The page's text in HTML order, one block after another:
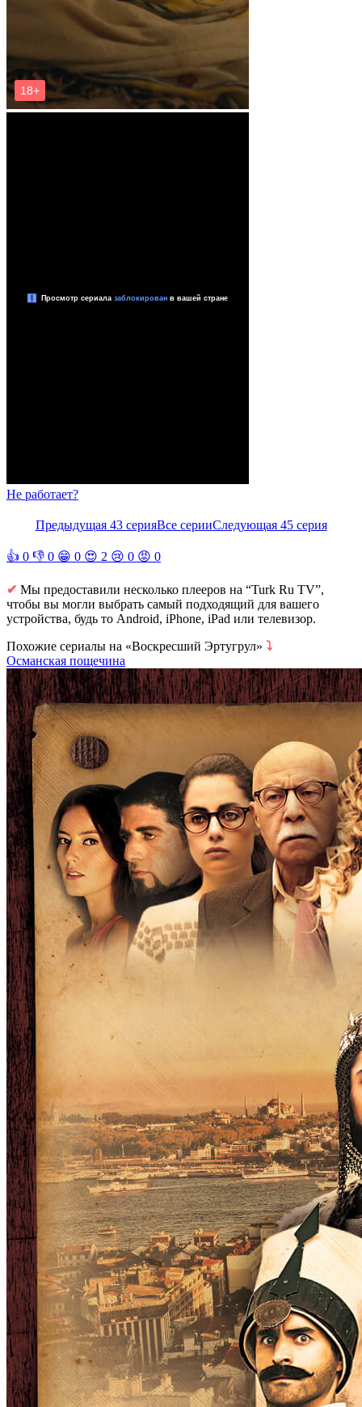
Не работает?
Предыдущая 43 серияВсе серииСледующая 45 серия
👍 0 👎 0 😁 0 😍 2 😢 0 😡 0
✔ Мы предоставили несколько плееров на “Turk Ru TV”,
чтобы вы могли выбрать самый подходящий для вашего
устройства, будь то Android, iPhone, iPad или телевизор.
Похожие сериалы на «Воскресший Эртугрул» ⤵
Османская пощечина